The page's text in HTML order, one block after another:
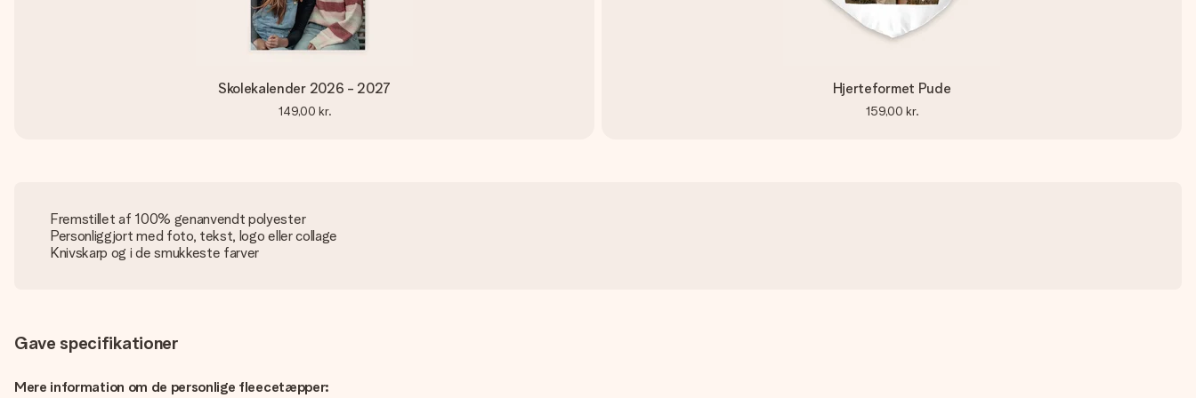
Skolekalender 2026 - 2027
149,00 kr.
Hjerteformet Pude
159,00 kr.
Fremstillet af 100% genanvendt polyester
Personliggjort med foto, tekst, logo eller collage
Knivskarp og i de smukkeste farver
Gave specifikationer
Mere information om de personlige fleecetæpper: